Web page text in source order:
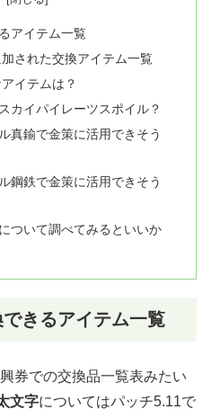
アイテム一覧
された交換アイテム一覧
イテムは？
カイパイレーツスポイル？
真鍮で金策に活用できそう
鋼鉄で金策に活用できそう
ついて調べてみるといいか
きるアイテム一覧
券での交換品一覧表みたい
文字についてはパッチ5.11で